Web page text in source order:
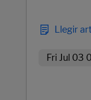
Llegir
Fri Jul 03